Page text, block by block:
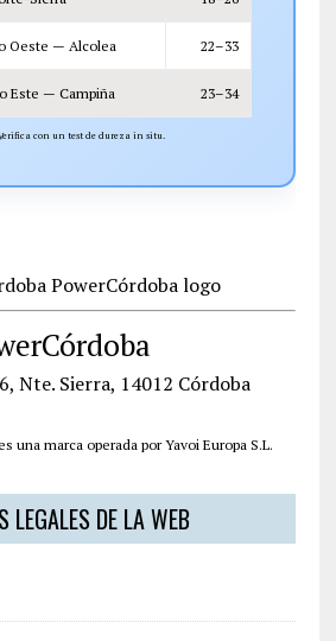
Oeste — Alcolea 22–33
Este — Campiña 23–34
con un test de dureza in situ.
Nte. Sierra, 14012 Córdoba
una marca operada por Yavoi Europa S.L.
LEGALES DE LA WEB